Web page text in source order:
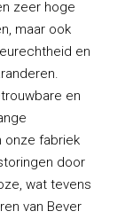
zeer hoge
maar ook
en
en
onze fabriek
door
wat tevens
van Bever